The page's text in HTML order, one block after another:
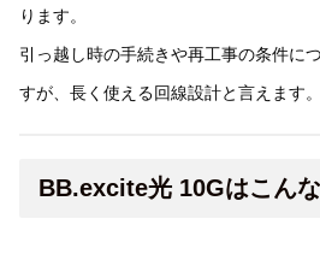
ります。
引っ越し時の手続きや再工事の条件に
すが、長く使える回線設計と言えます。
BB.excite光 10Gはこん